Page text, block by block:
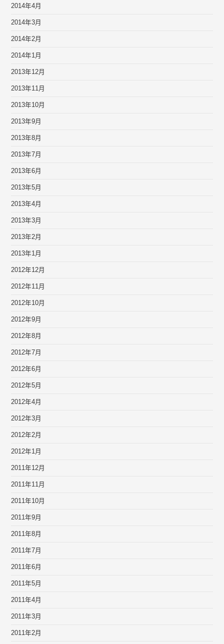
2014年4月
2014年3月
2014年2月
2014年1月
2013年12月
2013年11月
2013年10月
2013年9月
2013年8月
2013年7月
2013年6月
2013年5月
2013年4月
2013年3月
2013年2月
2013年1月
2012年12月
2012年11月
2012年10月
2012年9月
2012年8月
2012年7月
2012年6月
2012年5月
2012年4月
2012年3月
2012年2月
2012年1月
2011年12月
2011年11月
2011年10月
2011年9月
2011年8月
2011年7月
2011年6月
2011年5月
2011年4月
2011年3月
2011年2月